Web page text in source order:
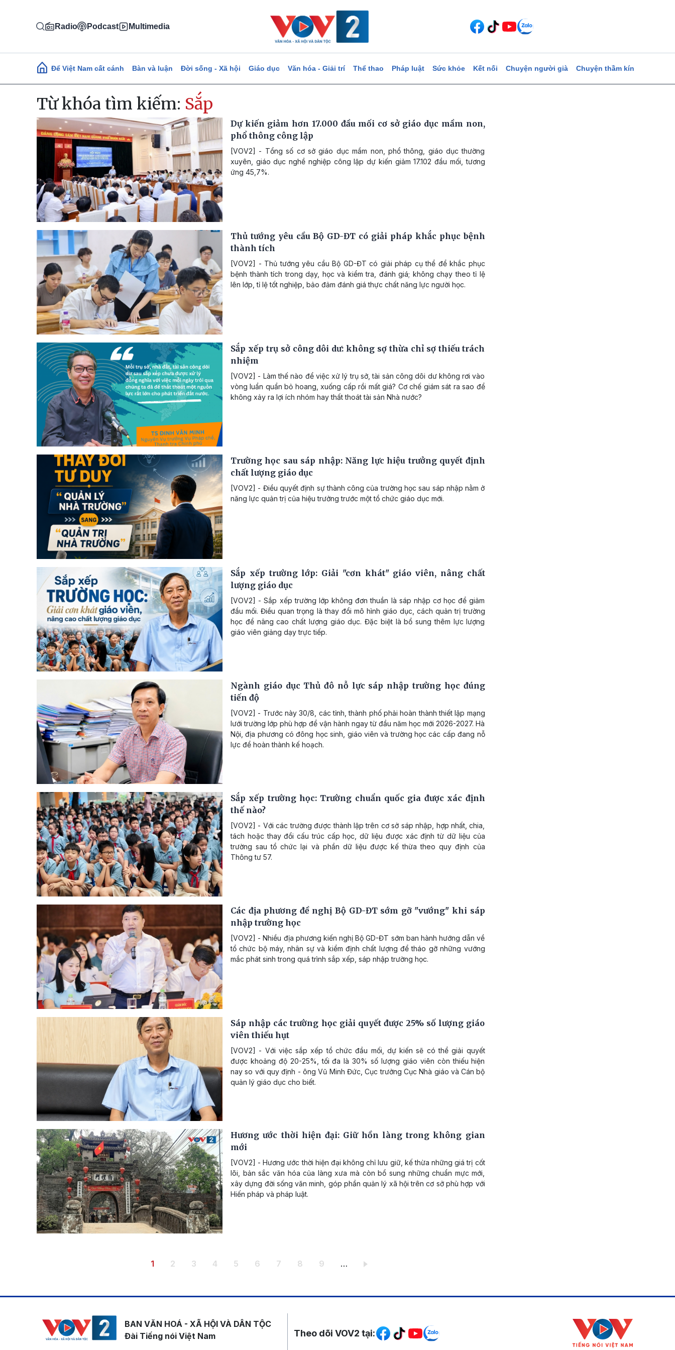
Radio Podcast Multimedia
Main navigation
Để Việt Nam cất cánh Bàn và luận Đời sống - Xã hội Giáo dục Văn hóa - Giải trí Thể thao Pháp luật Sức khỏe Kết nối Chuyện người già Chuyện thầm kín
Từ khóa tìm kiếm: Sắp
Dự kiến giảm hơn 17.000 đầu mối cơ sở giáo dục mầm non,
phổ thông công lập
[VOV2] - Tổng số cơ sở giáo dục mầm non, phổ thông, giáo dục thường
xuyên, giáo dục nghề nghiệp công lập dự kiến giảm 17.102 đầu mối, tương
ứng 45,7%.
Thủ tướng yêu cầu Bộ GD-ĐT có giải pháp khắc phục bệnh
thành tích
[VOV2] - Thủ tướng yêu cầu Bộ GD-ĐT có giải pháp cụ thể để khắc phục
bệnh thành tích trong dạy, học và kiểm tra, đánh giá; không chạy theo tỉ lệ
lên lớp, tỉ lệ tốt nghiệp, bảo đảm đánh giá thực chất năng lực người học.
Sắp xếp trụ sở công dôi dư: không sợ thừa chỉ sợ thiếu trách
nhiệm
[VOV2] - Làm thế nào để việc xử lý trụ sở, tài sản công dôi dư không rơi vào
vòng luẩn quẩn bỏ hoang, xuống cấp rồi mất giá? Cơ chế giám sát ra sao để
không xảy ra lợi ích nhóm hay thất thoát tài sản Nhà nước?
Trường học sau sáp nhập: Năng lực hiệu trưởng quyết định
chất lượng giáo dục
[VOV2] - Điều quyết định sự thành công của trường học sau sáp nhập nằm ở
năng lực quản trị của hiệu trưởng trước một tổ chức giáo dục mới.
Sắp xếp trường lớp: Giải "cơn khát" giáo viên, nâng chất
lượng giáo dục
[VOV2] - Sắp xếp trường lớp không đơn thuần là sáp nhập cơ học để giảm
đầu mối. Điều quan trọng là thay đổi mô hình giáo dục, cách quản trị trường
học để nâng cao chất lượng giáo dục. Đặc biệt là bổ sung thêm lực lượng
giáo viên giảng dạy trực tiếp.
Ngành giáo dục Thủ đô nỗ lực sáp nhập trường học đúng
tiến độ
[VOV2] - Trước này 30/8, các tỉnh, thành phố phải hoàn thành thiết lập mạng
lưới trường lớp phù hợp để vận hành ngay từ đầu năm học mới 2026-2027. Hà
Nội, địa phương có đông học sinh, giáo viên và trường học các cấp đang nỗ
lực để hoàn thành kế hoạch.
Sắp xếp trường học: Trường chuẩn quốc gia được xác định
thế nào?
[VOV2] - Với các trường được thành lập trên cơ sở sáp nhập, hợp nhất, chia,
tách hoặc thay đổi cấu trúc cấp học, dữ liệu được xác định từ dữ liệu của
trường sau tổ chức lại và phần dữ liệu được kế thừa theo quy định của
Thông tư 57.
Các địa phương đề nghị Bộ GD-ĐT sớm gỡ "vướng" khi sáp
nhập trường học
[VOV2] - Nhiều địa phương kiến nghị Bộ GD-ĐT sớm ban hành hướng dẫn về
tổ chức bộ máy, nhân sự và kiểm định chất lượng để tháo gỡ những vướng
mắc phát sinh trong quá trình sắp xếp, sáp nhập trường học.
Sáp nhập các trường học giải quyết được 25% số lượng giáo
viên thiếu hụt
[VOV2] - Với việc sắp xếp tổ chức đầu mối, dự kiến sẽ có thể giải quyết
được khoảng độ 20-25%, tối đa là 30% số lượng giáo viên còn thiếu hiện
nay so với quy định - ông Vũ Minh Đức, Cục trưởng Cục Nhà giáo và Cán bộ
quản lý giáo dục cho biết.
Hương ước thời hiện đại: Giữ hồn làng trong không gian
mới
[VOV2] - Hương ước thời hiện đại không chỉ lưu giữ, kế thừa những giá trị cốt
lõi, bản sắc văn hóa của làng xưa mà còn bổ sung những chuẩn mực mới,
xây dựng đời sống văn minh, góp phần quản lý xã hội trên cơ sở phù hợp với
Hiến pháp và pháp luật.
Trang hiện thời
1 Trang
2 Trang
3 Trang
4 Trang
5 Trang
6 Trang
7 Trang
8 Trang
9 …
BAN VĂN HOÁ - XÃ HỘI VÀ DÂN TỘC
Đài Tiếng nói Việt Nam
Mạng xã hội
Theo dõi VOV2 tại: